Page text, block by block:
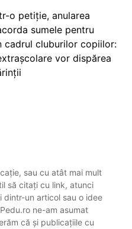
o petiție, anularea
sumele pentru
cadrul cluburilor copiilor:
vor dispărea
sau cu atât mai mult
să citați cu link, atunci
un articol sau o idee
ne-am asumat
că și publicațiile cu